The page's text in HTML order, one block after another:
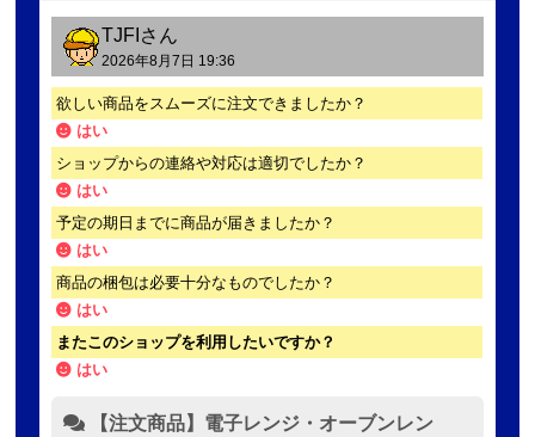
TJFI さん
2026年8月7日 19:36
欲しい商品をスムーズに注文できましたか？
はい
ショップからの連絡や対応は適切でしたか？
はい
予定の期日までに商品が届きましたか？
はい
商品の梱包は必要十分なものでしたか？
はい
またこのショップを利用したいですか？
はい
【注文商品】電子レンジ・オーブンレン